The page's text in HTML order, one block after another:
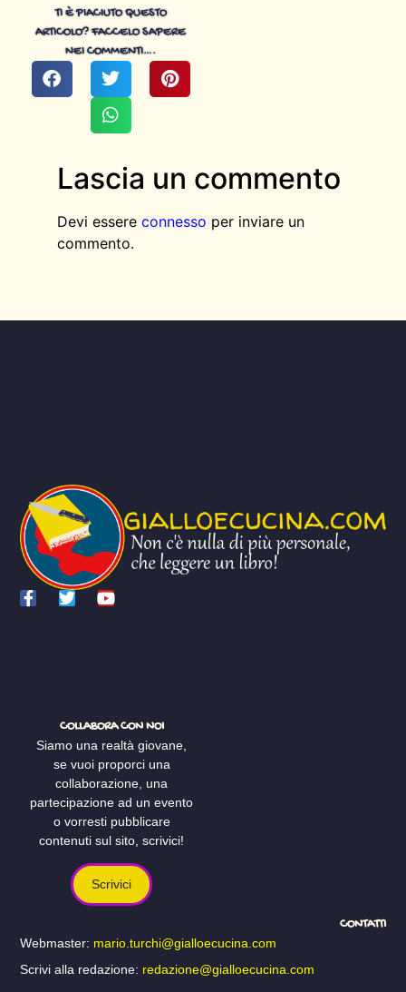
TI È PIACIUTO QUESTO
ARTICOLO? FACCELO SAPERE
NEI COMMENTI….
Lascia un commento
Devi essere connesso per inviare un
commento.
COLLABORA CON NOI
Siamo una realtà giovane,
se vuoi proporci una
collaborazione, una
partecipazione ad un evento
o vorresti pubblicare
contenuti sul sito, scrivici!
Scrivici
CONTATTI
Webmaster: mario.turchi@gialloecucina.com
Scrivi alla redazione: redazione@gialloecucina.com